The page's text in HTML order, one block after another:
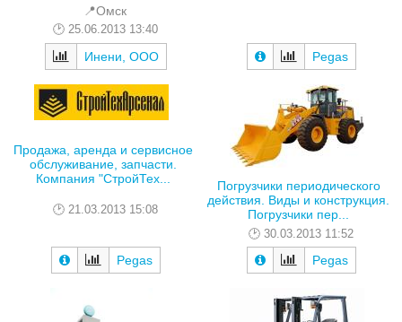
📍Омск
25.06.2013 13:40
Инени, ООО Pegas
Продажа, аренда и сервисное
обслуживание, запчасти.
Компания "СтройТех...
21.03.2013 15:08
Pegas
Погрузчики периодического
действия. Виды и конструкция.
Погрузчики пер...
30.03.2013 11:52
Pegas